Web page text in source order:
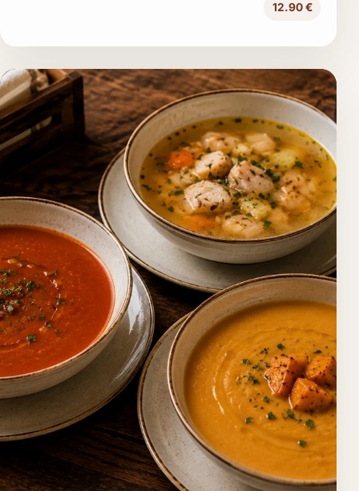
12.90 €